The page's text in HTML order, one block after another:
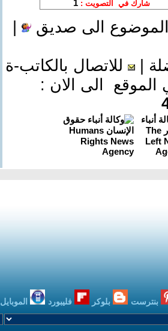
الى صديق
للاتصال بالكاتب-ة
الى الان :
بنترست بلوكر فليبورد الموبايل